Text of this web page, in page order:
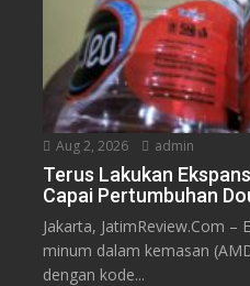
Aug 2, 2026 admin
Terus Lakukan
Capai Pertumbuhan
Jakarta, JatimReview.Com –
minum dalam kemasan
dengan kode...